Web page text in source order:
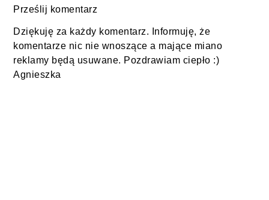
Prześlij komentarz
Dziękuję za każdy komentarz. Informuję, że
komentarze nic nie wnoszące a mające miano
reklamy będą usuwane. Pozdrawiam ciepło :)
Agnieszka